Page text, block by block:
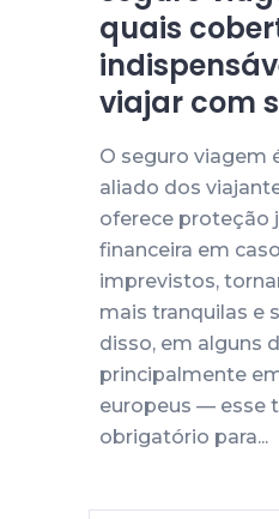
quais
viajar com
O seguro viagem
aliado dos
oferece proteção
financeira em
imprevistos,
mais tranquilas e
disso, em alguns
principalmente
europeus — esse
obrigatório para...